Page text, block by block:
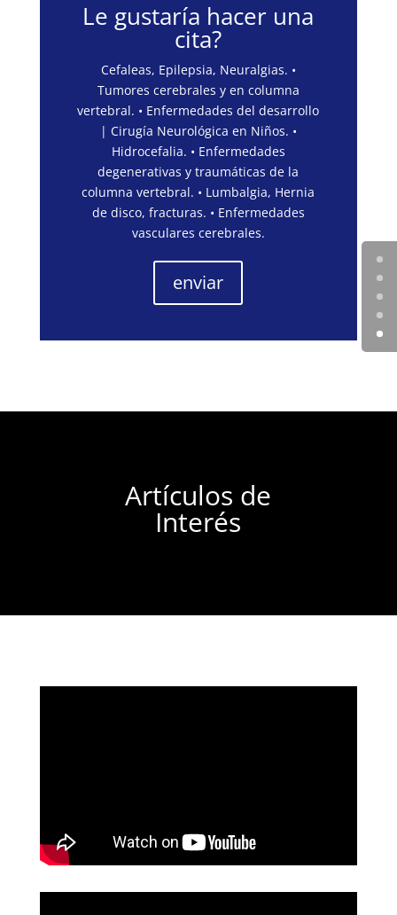
Le gustaría hacer una
cita?
Cefaleas, Epilepsia, Neuralgias. •
Tumores cerebrales y en columna
vertebral. • Enfermedades del desarrollo
| Cirugía Neurológica en Niños. •
Hidrocefalia. • Enfermedades
degenerativas y traumáticas de la
columna vertebral. • Lumbalgia, Hernia
de disco, fracturas. • Enfermedades
vasculares cerebrales.
enviar
Artículos de
Interés